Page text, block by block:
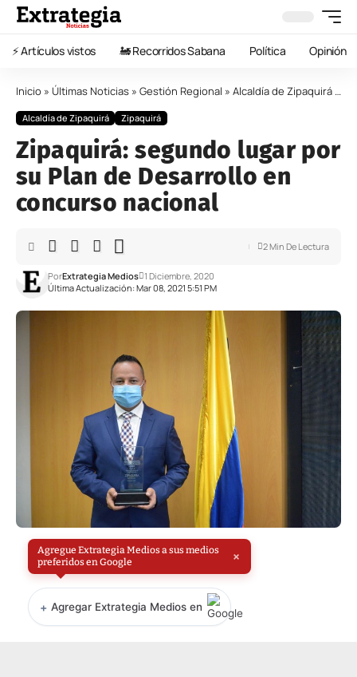
⚡️ Artículos vistos 🚂 Recorridos Sabana Política Opinión
Inicio » Últimas Noticias » Gestión Regional » Alcaldía de Zipaquirá
Alcaldía de Zipaquirá Zipaquirá
Zipaquirá: segundo lugar por
su Plan de Desarrollo en
concurso nacional
Última Actualización: Mar 08, 2021 5:51 PM
PorExtrategia Medios 1 Diciembre, 2020
2 Min De Lectura
Agregue Extrategia Medios a sus medios
preferidos en Google
×
+ Agregar Extrategia Medios en